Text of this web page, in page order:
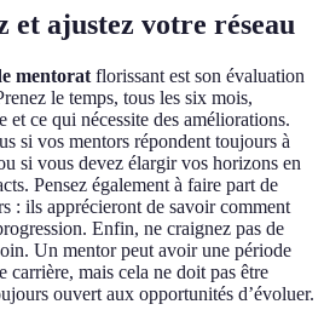
et ajustez votre réseau
mentorat florissant est son évaluation
le temps, tous les six mois,
et ce qui nécessite des améliorations.
si vos mentors répondent toujours à
si vous devez élargir vos horizons en
Pensez également à faire part de
: ils apprécieront de savoir comment
Enfin, ne craignez pas de
Un mentor peut avoir une période
carrière, mais cela ne doit pas être
ouvert aux opportunités d’évoluer.